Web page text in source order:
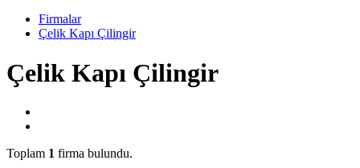
Firmalar
Çelik Kapı Çilingir
Çelik Kapı Çilingir
Toplam 1 firma bulundu.